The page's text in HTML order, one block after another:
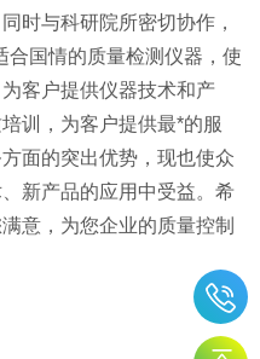
时与科研院所密切协作，
合国情的质量检测仪器，使
客户提供仪器技术和产
训，为客户提供最*的服
面的突出优势，现也使众
新产品的应用中受益。希
意，为您企业的质量控制